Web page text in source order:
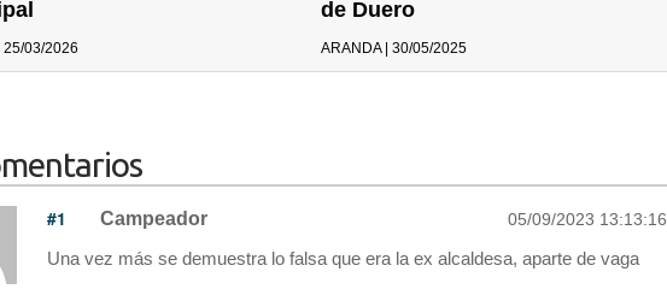
25/03/2026
de Duero
ARANDA | 30/05/2025
#1 Campeador 05/09/2023 13:13:16
Una vez más se demuestra lo falsa que era la ex alcaldesa, aparte de vaga